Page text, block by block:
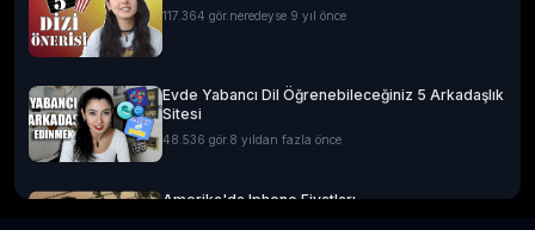
117.364 gör. neredeyse 9 yıl önce
Evde Yabancı Dil Öğrenebileceğiniz 5 Arkadaşlık
Sitesi
48.536 gör. 8 yıldan fazla önce
Amerika'da Iphone Fiyatları